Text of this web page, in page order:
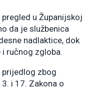
u Županijskoj
da je službenica
nadlaktice, dok
ručnog zgloba.
zbog
i 17. Zakona o